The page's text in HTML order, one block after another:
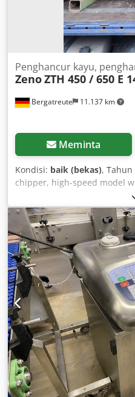
Bergatreute 11.137 km
Penghancur kayu,
ZenoZTH 450 / 650 E
Meminta
Kondisi: baik (bekas),
chipper, high-speed model
infeed width: 450 mm
Djdpju Rl Rusfx Acyekr
frequency converter for
included